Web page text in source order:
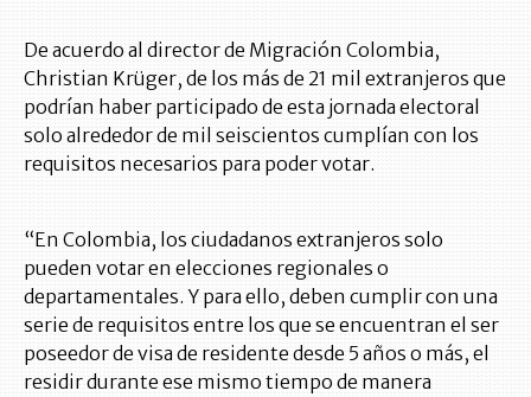
De acuerdo al director de Migración Colombia,
Christian Krüger, de los más de 21 mil extranjeros que
podrían haber participado de esta jornada electoral
solo alrededor de mil seiscientos cumplían con los
requisitos necesarios para poder votar.
“En Colombia, los ciudadanos extranjeros solo
pueden votar en elecciones regionales o
departamentales. Y para ello, deben cumplir con una
serie de requisitos entre los que se encuentran el ser
poseedor de visa de residente desde 5 años o más, el
residir durante ese mismo tiempo de manera